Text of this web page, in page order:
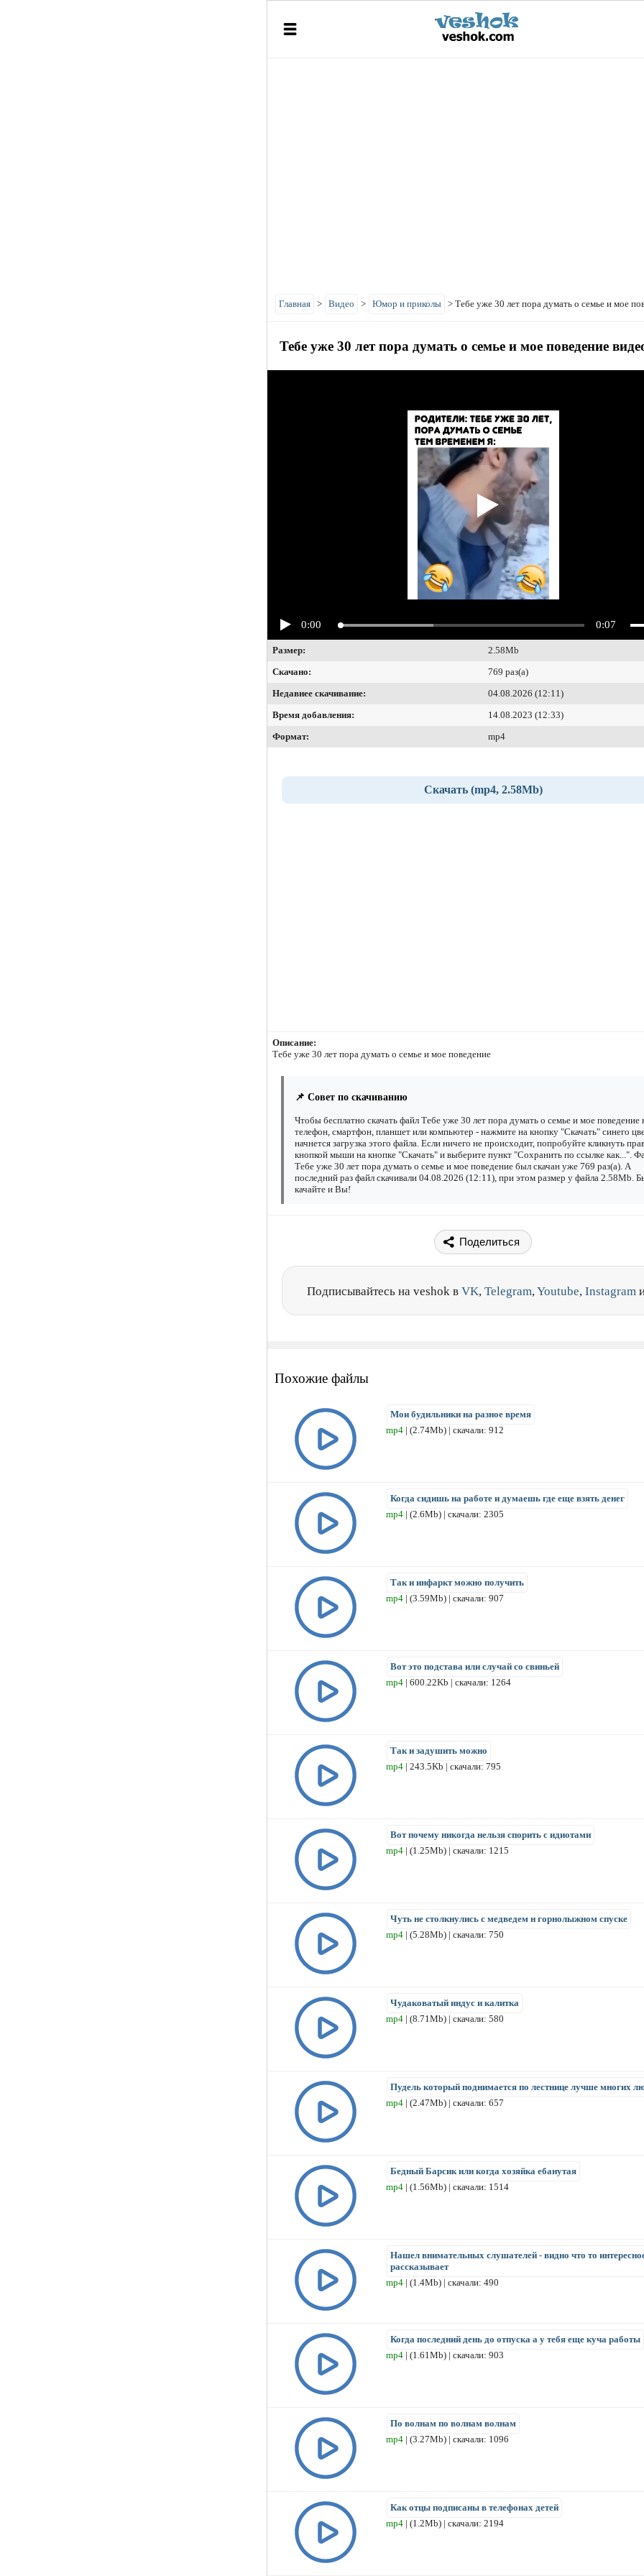
Главная > Видео > Юмор и приколы > Тебе уже 30 лет пора думать о семье и мое
Тебе уже 30 лет пора думать о семье и мое поведение
0:00 0:07
Размер:
2.58Mb
Скачано:
769 раз(а)
Недавнее скачивание:
04.08.2026 (12:11)
Время добавления:
14.08.2023 (12:33)
Формат:
mp4
Скачать (mp4, 2.58Mb)
Описание:
Тебе уже 30 лет пора думать о семье и мое поведение
📌 Совет по скачиванию
Чтобы бесплатно скачать файл Тебе уже 30 лет пора думать о семье и мое поведение
телефон, смартфон, планшет или компьютер - нажмите на кнопку "Скачать" синего
начнется загрузка этого файла. Если ничего не происходит, попробуйте кликнуть
кнопкой мыши на кнопке "Скачать" и выберите пункт "Сохранить по ссылке как...".
Тебе уже 30 лет пора думать о семье и мое поведение был скачан уже 769 раз(а). А
последний раз файл скачивали 04.08.2026 (12:11), при этом размер у файла 2.58Mb.
качайте и Вы!
Поделиться
Подписывайтесь на veshok в VK, Telegram,Youtube, Instagram
Похожие файлы
Мои будильники на разное время
mp4 | (2.74Mb) | скачали: 912
Когда сидишь на работе и думаешь где еще взять денег
mp4 | (2.6Mb) | скачали: 2305
Так и инфаркт можно получить
mp4 | (3.59Mb) | скачали: 907
Вот это подстава или случай со свиньей
mp4 | 600.22Kb | скачали: 1264
Так и задушить можно
mp4 | 243.5Kb | скачали: 795
Вот почему никогда нельзя спорить с идиотами
mp4 | (1.25Mb) | скачали: 1215
Чуть не столкнулись с медведем н горнолыжном спуске
mp4 | (5.28Mb) | скачали: 750
Чудаковатый индус и калитка
mp4 | (8.71Mb) | скачали: 580
Пудель который поднимается по лестнице лучше многих
mp4 | (2.47Mb) | скачали: 657
Бедный Барсик или когда хозяйка ебанутая
mp4 | (1.56Mb) | скачали: 1514
Нашел внимательных слушателей - видно что то
рассказывает
mp4 | (1.4Mb) | скачали: 490
Когда последний день до отпуска а у тебя еще куча работы
mp4 | (1.61Mb) | скачали: 903
По волнам по волнам волнам
mp4 | (3.27Mb) | скачали: 1096
Как отцы подписаны в телефонах детей
mp4 | (1.2Mb) | скачали: 2194